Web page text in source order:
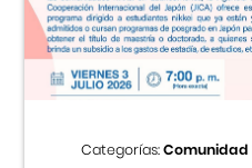
Categorías:Comunidad